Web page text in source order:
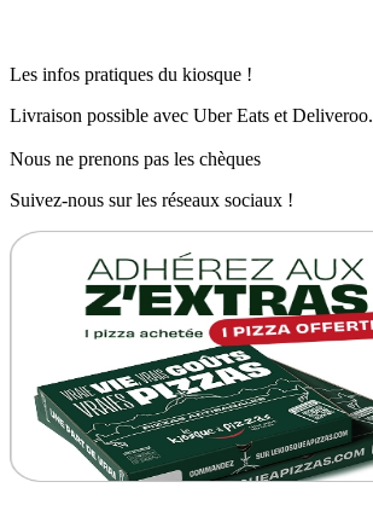
Les infos pratiques du kiosque !
Livraison possible avec Uber Eats et Deliveroo.
Nous ne prenons pas les chèques
Suivez-nous sur les réseaux sociaux !